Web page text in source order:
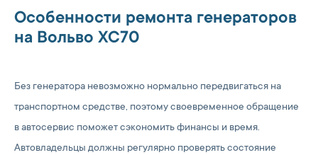
Особенности ремонта генераторов
на Вольво ХС70
Без генератора невозможно нормально передвигаться на
транспортном средстве, поэтому своевременное обращение
в автосервис поможет сэкономить финансы и время.
Автовладельцы должны регулярно проверять состояние